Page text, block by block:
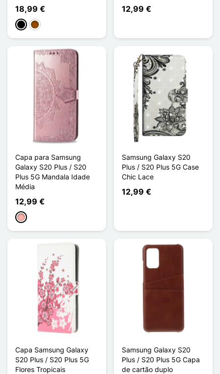
18,99 €
PretoCastanho
12,99 €
Capa para Samsung
Galaxy S20 Plus / S20
Plus 5G Mandala Idade
Média
12,99 €
Ouro rosa
Samsung Galaxy S20
Plus / S20 Plus 5G Case
Chic Lace
12,99 €
Capa Samsung Galaxy
S20 Plus / S20 Plus 5G
Flores Tropicais
Samsung Galaxy S20
Plus / S20 Plus 5G Capa
de cartão duplo